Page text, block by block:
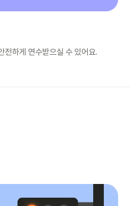
전하게 연수받으실 수 있어요.